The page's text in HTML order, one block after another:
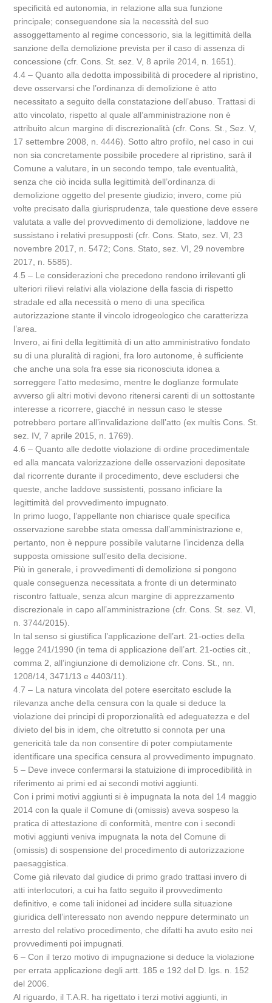
specificità ed autonomia, in relazione alla sua funzione
principale; conseguendone sia la necessità del suo
assoggettamento al regime concessorio, sia la legittimità della
sanzione della demolizione prevista per il caso di assenza di
concessione (cfr. Cons. St. sez. V, 8 aprile 2014, n. 1651).
4.4 – Quanto alla dedotta impossibilità di procedere al ripristino,
deve osservarsi che l’ordinanza di demolizione è atto
necessitato a seguito della constatazione dell’abuso. Trattasi di
atto vincolato, rispetto al quale all’amministrazione non è
attribuito alcun margine di discrezionalità (cfr. Cons. St., Sez. V,
17 settembre 2008, n. 4446). Sotto altro profilo, nel caso in cui
non sia concretamente possibile procedere al ripristino, sarà il
Comune a valutare, in un secondo tempo, tale eventualità,
senza che ciò incida sulla legittimità dell’ordinanza di
demolizione oggetto del presente giudizio; invero, come più
volte precisato dalla giurisprudenza, tale questione deve essere
valutata a valle del provvedimento di demolizione, laddove ne
sussistano i relativi presupposti (cfr. Cons. Stato, sez. VI, 23
novembre 2017, n. 5472; Cons. Stato, sez. VI, 29 novembre
2017, n. 5585).
4.5 – Le considerazioni che precedono rendono irrilevanti gli
ulteriori rilievi relativi alla violazione della fascia di rispetto
stradale ed alla necessità o meno di una specifica
autorizzazione stante il vincolo idrogeologico che caratterizza
l’area.
Invero, ai fini della legittimità di un atto amministrativo fondato
su di una pluralità di ragioni, fra loro autonome, è sufficiente
che anche una sola fra esse sia riconosciuta idonea a
sorreggere l’atto medesimo, mentre le doglianze formulate
avverso gli altri motivi devono ritenersi carenti di un sottostante
interesse a ricorrere, giacché in nessun caso le stesse
potrebbero portare all’invalidazione dell’atto (ex multis Cons. St.
sez. IV, 7 aprile 2015, n. 1769).
4.6 – Quanto alle dedotte violazione di ordine procedimentale
ed alla mancata valorizzazione delle osservazioni depositate
dal ricorrente durante il procedimento, deve escludersi che
queste, anche laddove sussistenti, possano inficiare la
legittimità del provvedimento impugnato.
In primo luogo, l’appellante non chiarisce quale specifica
osservazione sarebbe stata omessa dall’amministrazione e,
pertanto, non è neppure possibile valutarne l’incidenza della
supposta omissione sull’esito della decisione.
Più in generale, i provvedimenti di demolizione si pongono
quale conseguenza necessitata a fronte di un determinato
riscontro fattuale, senza alcun margine di apprezzamento
discrezionale in capo all’amministrazione (cfr. Cons. St. sez. VI,
n. 3744/2015).
In tal senso si giustifica l’applicazione dell’art. 21-octies della
legge 241/1990 (in tema di applicazione dell’art. 21-octies cit.,
comma 2, all’ingiunzione di demolizione cfr. Cons. St., nn.
1208/14, 3471/13 e 4403/11).
4.7 – La natura vincolata del potere esercitato esclude la
rilevanza anche della censura con la quale si deduce la
violazione dei principi di proporzionalità ed adeguatezza e del
divieto del bis in idem, che oltretutto si connota per una
genericità tale da non consentire di poter compiutamente
identificare una specifica censura al provvedimento impugnato.
5 – Deve invece confermarsi la statuizione di improcedibilità in
riferimento ai primi ed ai secondi motivi aggiunti.
Con i primi motivi aggiunti si è impugnata la nota del 14 maggio
2014 con la quale il Comune di (omissis) aveva sospeso la
pratica di attestazione di conformità, mentre con i secondi
motivi aggiunti veniva impugnata la nota del Comune di
(omissis) di sospensione del procedimento di autorizzazione
paesaggistica.
Come già rilevato dal giudice di primo grado trattasi invero di
atti interlocutori, a cui ha fatto seguito il provvedimento
definitivo, e come tali inidonei ad incidere sulla situazione
giuridica dell’interessato non avendo neppure determinato un
arresto del relativo procedimento, che difatti ha avuto esito nei
provvedimenti poi impugnati.
6 – Con il terzo motivo di impugnazione si deduce la violazione
per errata applicazione degli artt. 185 e 192 del D. lgs. n. 152
del 2006.
Al riguardo, il T.A.R. ha rigettato i terzi motivi aggiunti, in